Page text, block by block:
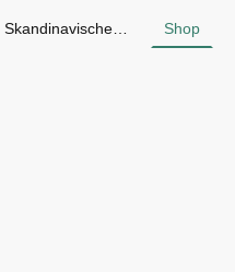
Gänseblum - Skandinavische Mode in Dresden Shop